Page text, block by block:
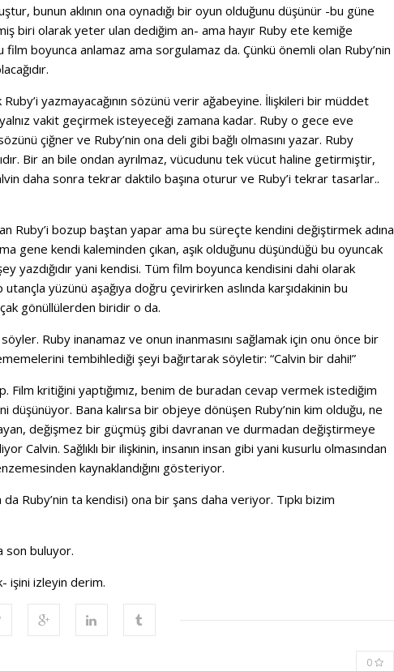
bunun aklının ona oynadığı bir oyun olduğunu düşünür -bu güne
biri olarak yeter ulan dediğim an- ama hayır Ruby ete kemiğe
boyunca anlamaz ama sorgulamaz da. Çünkü önemli olan Ruby’nin
Ruby’i yazmayacağının sözünü verir ağabeyine. İlişkileri bir müddet
vakit geçirmek isteyeceği zamana kadar. Ruby o gece eve
çiğner ve Ruby’nin ona deli gibi bağlı olmasını yazar. Ruby
Bir an bile ondan ayrılmaz, vücudunu tek vücut haline getirmiştir,
daha sonra tekrar daktilo başına oturur ve Ruby’i tekrar tasarlar..
Ruby’i bozup baştan yapar ama bu süreçte kendini değiştirmek adına
gene kendi kaleminden çıkan, aşık olduğunu düşündüğü bu oyuncak
yazdığıdır yani kendisi. Tüm film boyunca kendisini dahi olarak
yüzünü aşağıya doğru çevirirken aslında karşıdakinin bu
gönüllülerden biridir o da.
Ruby inanamaz ve onun inanmasını sağlamak için onu önce bir
tembihlediği şeyi bağırtarak söyletir: “Calvin bir dahi!”
kritiğini yaptığımız, benim de buradan cevap vermek istediğim
düşünüyor. Bana kalırsa bir objeye dönüşen Ruby’nin kim olduğu, ne
değişmez bir güçmüş gibi davranan ve durmadan değiştirmeye
Calvin. Sağlıklı bir ilişkinin, insanın insan gibi yani kusurlu olmasından
kaynaklandığını gösteriyor.
Ruby’nin ta kendisi) ona bir şans daha veriyor. Tıpkı bizim
son buluyor.
işini izleyin derim.
0